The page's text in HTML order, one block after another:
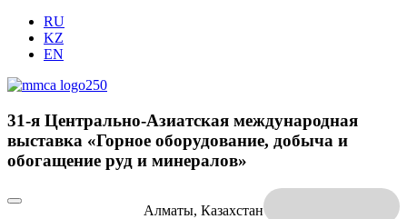
RU
KZ
EN
31-я Центрально-Азиатская международная
выставка «Горное оборудование, добыча и
обогащение руд и минералов»
Алматы, Казахстан